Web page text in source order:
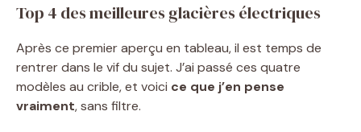
Top 4 des meilleures glacières électriques
Après ce premier aperçu en tableau, il est temps de
rentrer dans le vif du sujet. J’ai passé ces quatre
modèles au crible, et voici ce que j’en pense
vraiment, sans filtre.